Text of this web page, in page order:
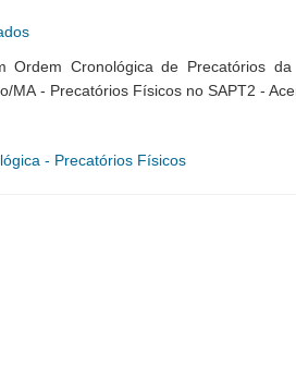
Cronológica de Precatórios
MA - Precatórios Físicos no SAPT2 -
- Precatórios Físicos